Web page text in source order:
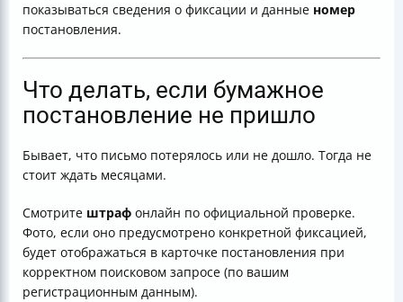
показываться сведения о фиксации и данные номер
постановления.
Что делать, если бумажное
постановление не пришло
Бывает, что письмо потерялось или не дошло. Тогда не
стоит ждать месяцами.
Смотрите штраф онлайн по официальной проверке.
Фото, если оно предусмотрено конкретной фиксацией,
будет отображаться в карточке постановления при
корректном поисковом запросе (по вашим
регистрационным данным).